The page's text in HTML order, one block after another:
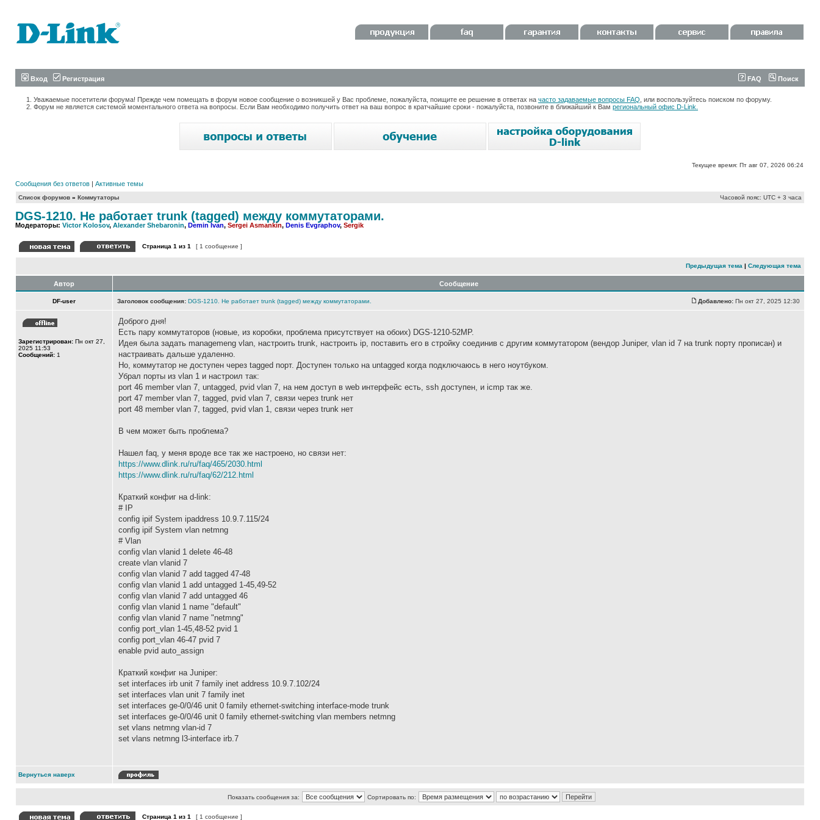
Вход Регистрация FAQ Поиск
Уважаемые посетители форума! Прежде чем помещать в форум новое сообщение о возникшей у Вас проблеме, пожалуйста, поищите ее решение в ответах на часто задаваемые вопросы FAQ , или воспользуйтесь поиском по форуму.
Форум не является системой моментального ответа на вопросы. Если Вам необходимо получить ответ на ваш вопрос в кратчайшие сроки - пожалуйста, позвоните в ближайший к Вам региональный офис D-Link.
Текущее время: Пт авг 07, 2026 06:24
Сообщения без ответов | Активные темы
Список форумов » Коммутаторы Часовой пояс: UTC + 3 часа
DGS-1210. Не работает trunk (tagged) между коммутаторами.
Модераторы: Victor Kolosov, Alexander Shebaronin, Demin Ivan, Sergei Asmankin, Denis Evgraphov, Sergik
Страница 1 из 1 [ 1 сообщение ]
Предыдущая тема | Следующая тема
Автор Сообщение
DF-user Заголовок сообщения: DGS-1210. Не работает trunk (tagged) между коммутаторами. Добавлено: Пн окт 27, 2025 12:30
Зарегистрирован: Пн окт 27,
2025 11:53
Сообщений: 1
Доброго дня!
Есть пару коммутаторов (новые, из коробки, проблема присутствует на обоих) DGS-1210-52MP.
Идея была задать managemeng vlan, настроить trunk, настроить ip, поставить его в стройку соединив с другим коммутатором (вендор Juniper, vlan id 7 на trunk порту прописан) и
настраивать дальше удаленно.
Но, коммутатор не доступен через tagged порт. Доступен только на untagged когда подключаюсь в него ноутбуком.
Убрал порты из vlan 1 и настроил так:
port 46 member vlan 7, untagged, pvid vlan 7, на нем доступ в web интерфейс есть, ssh доступен, и icmp так же.
port 47 member vlan 7, tagged, pvid vlan 7, связи через trunk нет
port 48 member vlan 7, tagged, pvid vlan 1, связи через trunk нет
В чем может быть проблема?
Нашел faq, у меня вроде все так же настроено, но связи нет:
https://www.dlink.ru/ru/faq/465/2030.html
https://www.dlink.ru/ru/faq/62/212.html
Краткий конфиг на d-link:
# IP
config ipif System ipaddress 10.9.7.115/24
config ipif System vlan netmng
# Vlan
config vlan vlanid 1 delete 46-48
create vlan vlanid 7
config vlan vlanid 7 add tagged 47-48
config vlan vlanid 1 add untagged 1-45,49-52
config vlan vlanid 7 add untagged 46
config vlan vlanid 1 name "default"
config vlan vlanid 7 name "netmng"
config port_vlan 1-45,48-52 pvid 1
config port_vlan 46-47 pvid 7
enable pvid auto_assign
Краткий конфиг на Juniper:
set interfaces irb unit 7 family inet address 10.9.7.102/24
set interfaces vlan unit 7 family inet
set interfaces ge-0/0/46 unit 0 family ethernet-switching interface-mode trunk
set interfaces ge-0/0/46 unit 0 family ethernet-switching vlan members netmng
set vlans netmng vlan-id 7
set vlans netmng l3-interface irb.7
Вернуться наверх
Показать сообщения за: Сортировать по:
Страница 1 из 1 [ 1 сообщение ]